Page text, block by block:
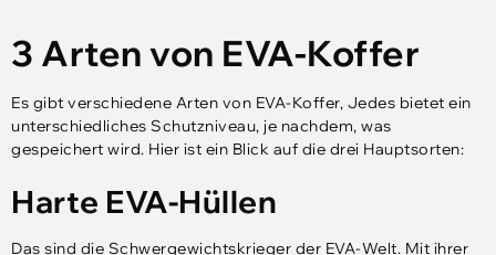
3 Arten von EVA-Koffer
Es gibt verschiedene Arten von EVA-Koffer, Jedes bietet ein
unterschiedliches Schutzniveau, je nachdem, was
gespeichert wird. Hier ist ein Blick auf die drei Hauptsorten:
Harte EVA-Hüllen
Das sind die Schwergewichtskrieger der EVA-Welt. Mit ihrer